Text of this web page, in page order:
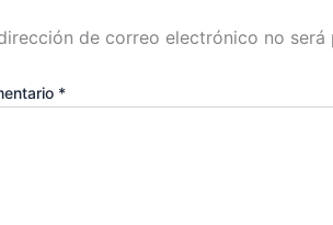
de correo electrónico no será
*